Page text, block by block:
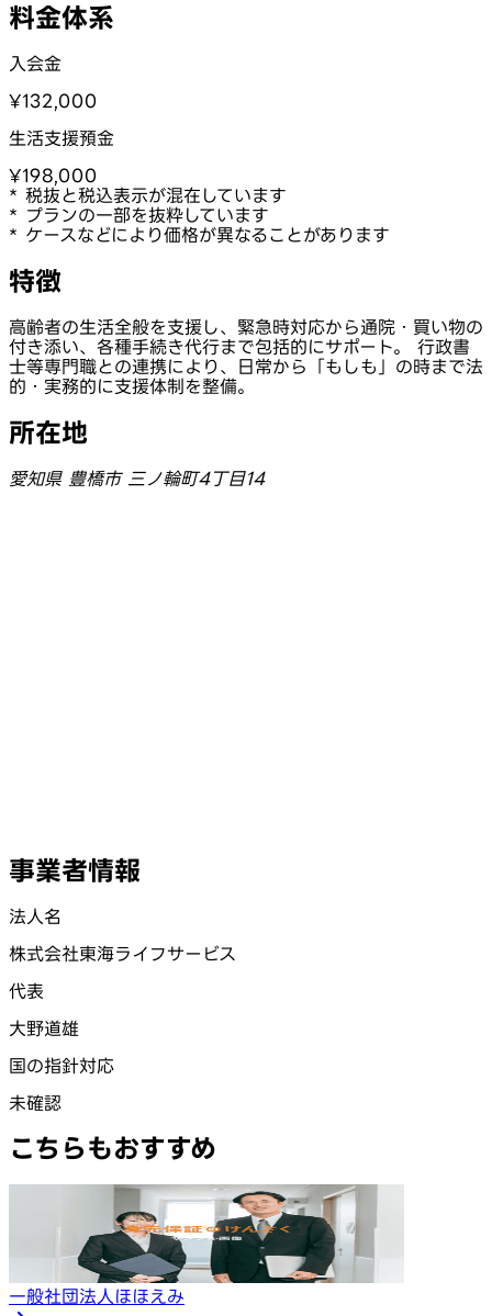
料金体系
入会金
¥132,000
生活支援預金
¥198,000
* 税抜と税込表示が混在しています
* プランの一部を抜粋しています
* ケースなどにより価格が異なることがあります
特徴
高齢者の生活全般を支援し、緊急時対応から通院・買い物の
付き添い、各種手続き代行まで包括的にサポート。 行政書
士等専門職との連携により、日常から「もしも」の時まで法
的・実務的に支援体制を整備。
所在地
愛知県 豊橋市 三ノ輪町4丁目14
事業者情報
法人名
株式会社東海ライフサービス
代表
大野道雄
国の指針対応
未確認
こちらもおすすめ
一般社団法人ほほえみ